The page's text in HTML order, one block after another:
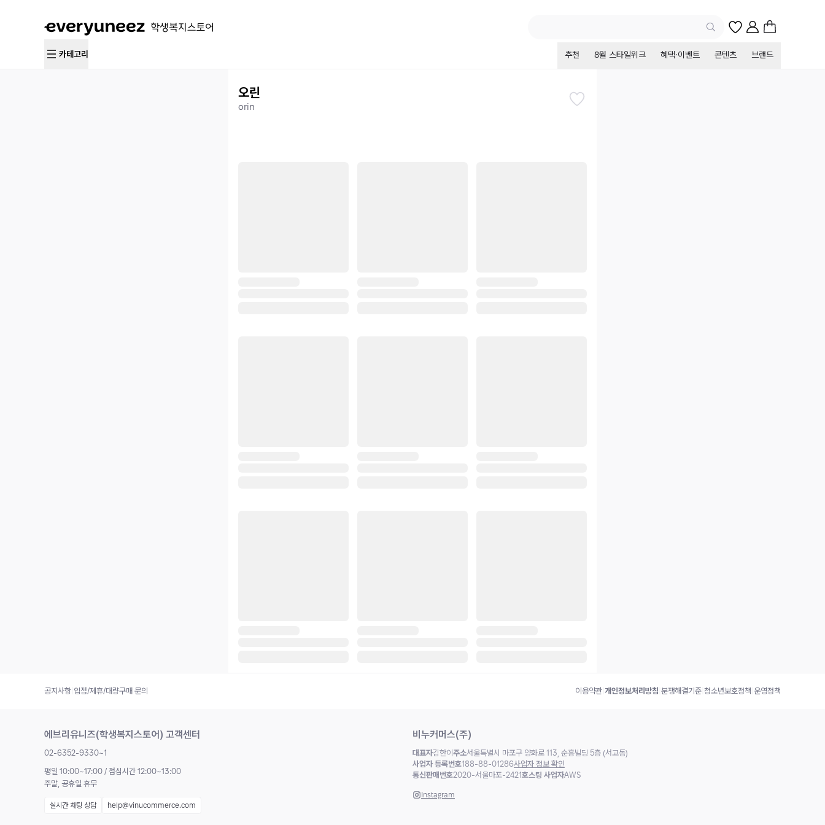
카테고리 추천 8월 스타일위크 혜택·이벤트 콘텐츠 브랜드
오린
orin
공지사항 입점/제휴/대량구매 문의 이용약관 개인정보처리방침 분쟁해결기준 청소년보호정책 운영정책
에브리유니즈(학생복지스토어) 고객센터
02-6352-9330~1
평일 10:00~17:00 / 점심시간 12:00~13:00
주말, 공휴일 휴무
실시간 채팅 상담 help@vinucommerce.com
비누커머스(주)
대표자김한이 주소서울특별시 마포구 양화로 113, 순흥빌딩 5층 (서교동)
사업자 등록번호188-88-01286사업자 정보 확인
통신판매번호2020-서울마포-2421호스팅 사업자AWS
Instagram